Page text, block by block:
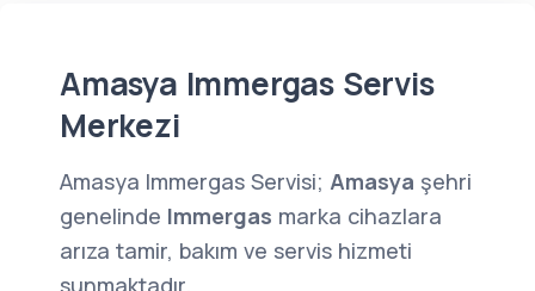
Amasya Immergas Servis
Merkezi
Amasya Immergas Servisi; Amasya şehri
genelinde Immergas marka cihazlara
arıza tamir, bakım ve servis hizmeti
sunmaktadır.